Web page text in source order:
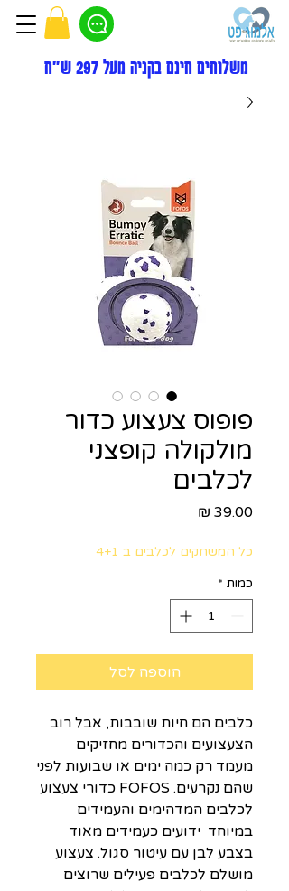
משלוחים חינם בקניה מעל 297 ש"ח
פופוס צעצוע כדור
מולקולה קופצני
לכלבים
כל המשחקים לכלבים ב 4+1
כמות *
הוספה לסל
כלבים הם חיות שובבות, אבל רוב
הצעצועים והכדורים מחזיקים
מעמד רק כמה ימים או שבועות לפני
שהם נקרעים. FOFOS כדורי צעצוע
לכלבים המדהימים והעמידים
במיוחד ידועים כעמידים מאוד
בצבע לבן עם עיטור סגול. צעצוע
מושלם לכלבים פעילים שרוצים